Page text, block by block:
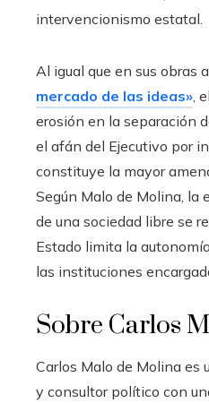
intervencionismo estatal.
Al igual que en sus obras
mercado de las ideas» ,
erosión en la separación
el afán del Ejecutivo por
constituye la mayor
Según Malo de Molina, la
de una sociedad libre se
Estado limita la
las instituciones
Sobre Carlos
Carlos Malo de Molina es
y consultor político con